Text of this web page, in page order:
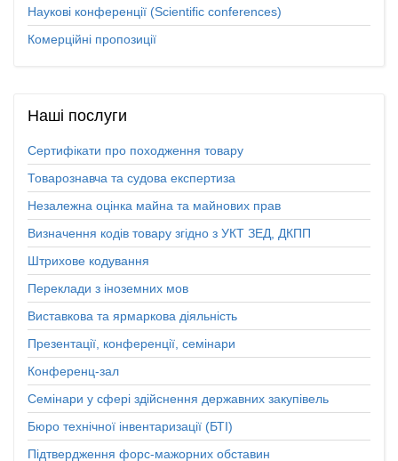
Наукові конференції (Scientific conferences)
Комерційні пропозиції
Наші послуги
Сертифікати про походження товару
Товарознавча та судова експертиза
Незалежна оцінка майна та майнових прав
Визначення кодів товару згідно з УКТ ЗЕД, ДКПП
Штрихове кодування
Переклади з іноземних мов
Виставкова та ярмаркова діяльність
Презентації, конференції, семінари
Конференц-зал
Семінари у сфері здійснення державних закупівель
Бюро технічної інвентаризації (БТІ)
Підтвердження форс-мажорних обставин